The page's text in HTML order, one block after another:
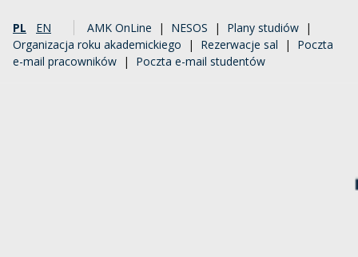
PL EN AMK OnLine | NESOS | Plany studiów |
Organizacja roku akademickiego | Rezerwacje sal | Poczta
e-mail pracowników | Poczta e-mail studentów